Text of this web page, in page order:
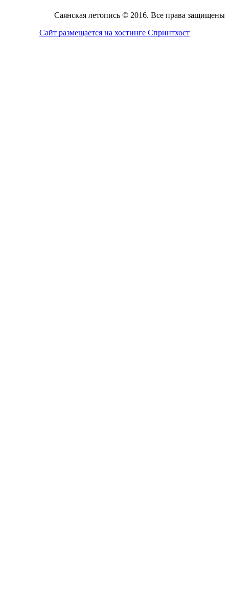
Саянская летопись © 2016. Все права защищены
Сайт размещается на хостинге Спринтхост